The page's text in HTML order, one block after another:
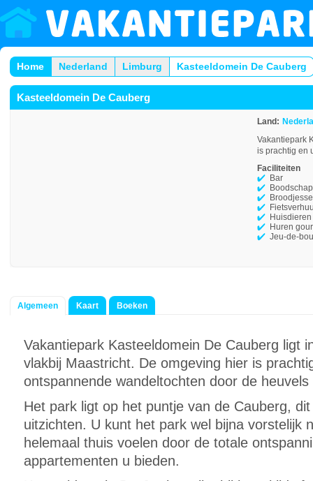
Home Nederland Limburg Kasteeldomein De Cauberg
Kasteeldomein De Cauberg
Land:
Vakantiepark
is prachtig en
Faciliteiten
Bar
Huren
Jeu-de-
Algemeen Kaart Boeken
Vakantiepark Kasteeldomein De Cauberg ligt
vlakbij Maastricht. De omgeving hier is
ontspannende wandeltochten door de
Het park ligt op het puntje van de Cauberg,
uitzichten. U kunt het park wel bijna vorstelijk
helemaal thuis voelen door de totale
appartementen u bieden.